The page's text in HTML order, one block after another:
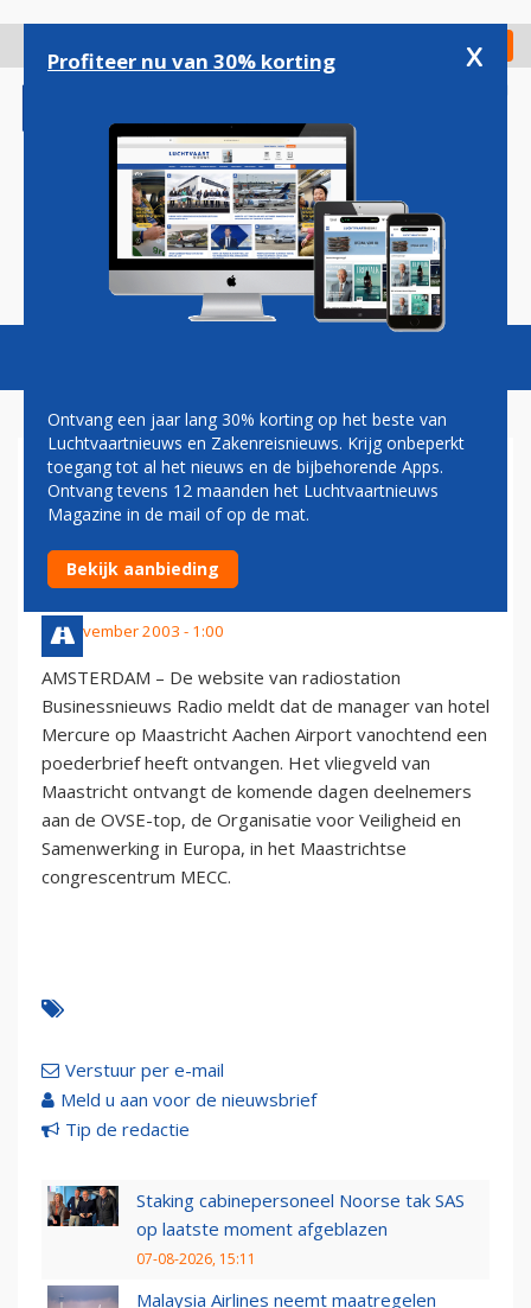
gaan
Check in
Magazine Podcasts Vacatures
POEDERBRIEF
AANGETROFFEN OP
MAASTRICHT AIRPORT
29 november 2003 - 1:00
AMSTERDAM – De website van radiostation
Businessnieuws Radio meldt dat de manager van hotel
Mercure op Maastricht Aachen Airport vanochtend een
poederbrief heeft ontvangen. Het vliegveld van
Maastricht ontvangt de komende dagen deelnemers
aan de OVSE-top, de Organisatie voor Veiligheid en
Samenwerking in Europa, in het Maastrichtse
congrescentrum MECC.
Verstuur per e-mail
Meld u aan voor de nieuwsbrief
Tip de redactie
Staking cabinepersoneel Noorse tak SAS
op laatste moment afgeblazen
07-08-2026, 15:11
Malaysia Airlines neemt maatregelen
Profiteer nu van 30% korting x
Ontvang een jaar lang 30% korting op het beste van
Luchtvaartnieuws en Zakenreisnieuws. Krijg onbeperkt
toegang tot al het nieuws en de bijbehorende Apps.
Ontvang tevens 12 maanden het Luchtvaartnieuws
Magazine in de mail of op de mat.
Bekijk aanbieding